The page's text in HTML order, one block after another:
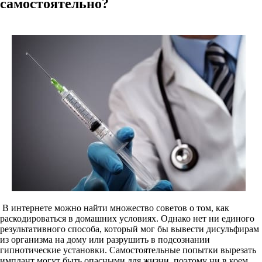
самостоятельно?
В интернете можно найти множество советов о том, как
раскодироваться в домашних условиях. Однако нет ни единого
результативного способа, который мог бы вывести дисульфирам
из организма на дому или разрушить в подсознании
гипнотические установки. Самостоятельные попытки вырезать